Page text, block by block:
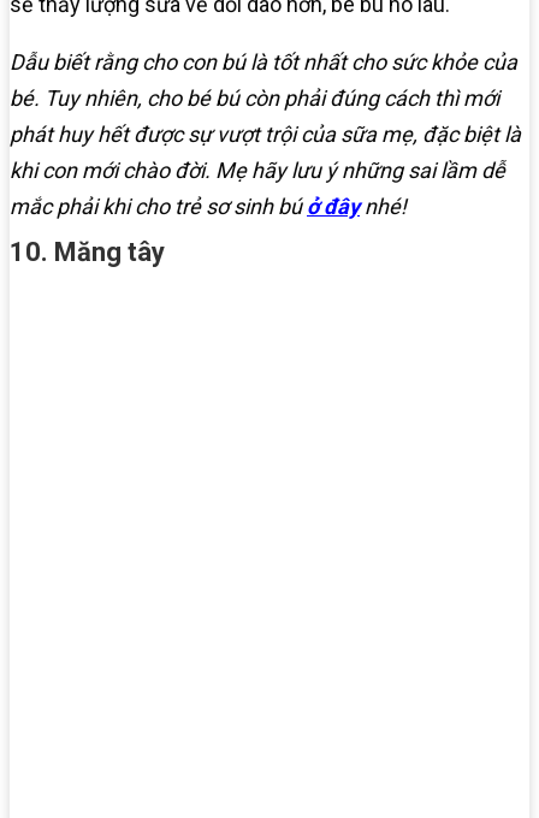
Dẫu biết rằng cho con bú là tốt nhất cho sức khỏe của
bé. Tuy nhiên, cho bé bú còn phải đúng cách thì mới
phát huy hết được sự vượt trội của sữa mẹ, đặc biệt là
khi con mới chào đời. Mẹ hãy lưu ý những sai lầm dễ
mắc phải khi cho trẻ sơ sinh búở đâynhé!
10. Măng tây